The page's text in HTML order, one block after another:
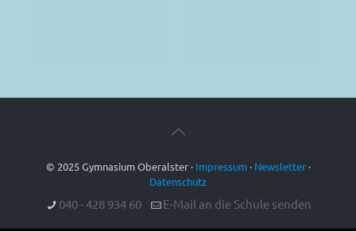
© 2025 Gymnasium Oberalster · Impressum· Newsletter·
Datenschutz
040 - 428 934 60 E-Mail an die Schule senden